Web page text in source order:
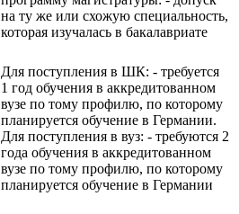
на ту же или схожую специальность,
которая изучалась в бакалавриате
Для поступления в ШК: - требуется
1 год обучения в аккредитованном
вузе по тому профилю, по которому
планируется обучение в Германии.
Для поступления в вуз: - требуются 2
года обучения в аккредитованном
вузе по тому профилю, по которому
планируется обучение в Германии